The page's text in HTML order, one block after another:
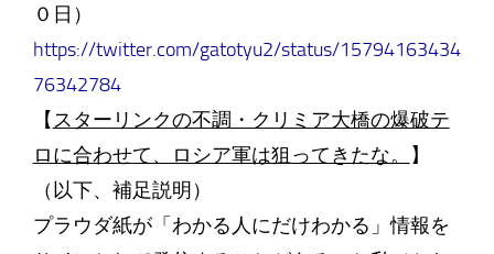
０日）
https://twitter.com/gatotyu2/status/15794163434
76342784
【スターリンクの不調・クリミア大橋の爆破テ
ロに合わせて、ロシア軍は狙ってきたな。
】
（以下、補足説明）
プラウダ紙が「わかる人にだけわかる」情報を